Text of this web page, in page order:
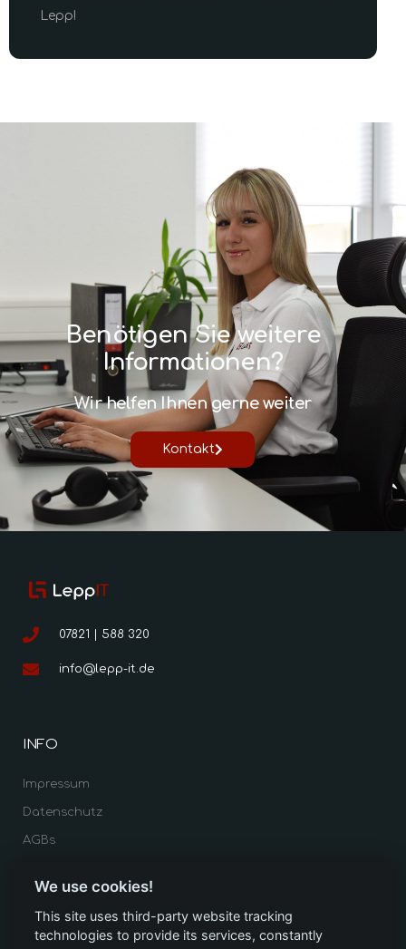
Lepp!
Benötigen Sie weitere
Informationen?
Wir helfen Ihnen gerne weiter
Kontakt
07821 | 588 320
info@lepp-it.de
INFO
Impressum
Datenschutz
AGBs
HANDLUNGEN
Ticket erstellen
We use cookies!
This site uses third-party website tracking
technologies to provide its services, constantly